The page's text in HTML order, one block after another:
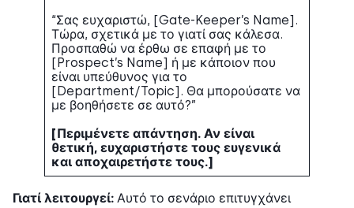
“Σας ευχαριστώ, [Gate-Keeper’s Name].
Τώρα, σχετικά με το γιατί σας κάλεσα.
Προσπαθώ να έρθω σε επαφή με το
[Prospect’s Name] ή με κάποιον που
είναι υπεύθυνος για το
[Department/Topic]. Θα μπορούσατε να
με βοηθήσετε σε αυτό?”
[Περιμένετε απάντηση. Αν είναι
θετική, ευχαριστήστε τους ευγενικά
και αποχαιρετήστε τους.]
Γιατί λειτουργεί: Αυτό το σενάριο επιτυγχάνει